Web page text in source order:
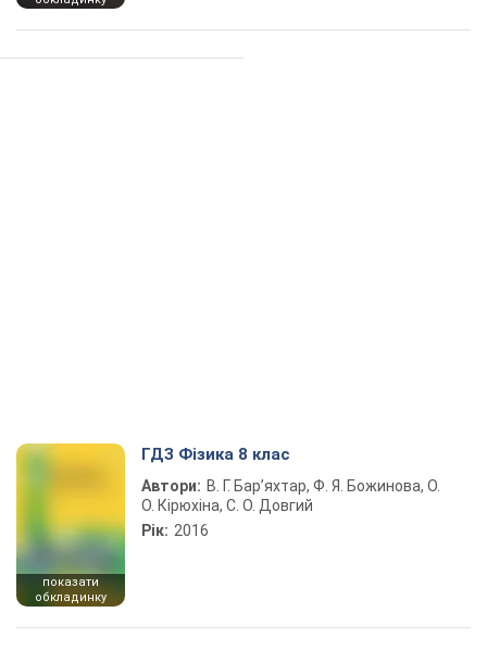
показати
обкладинку
ГДЗ Фізика 8 клас
Автори: В. Г. Бар’яхтар, Ф. Я. Божинова, О.
О. Кірюхіна, С. О. Довгий
Рік: 2016